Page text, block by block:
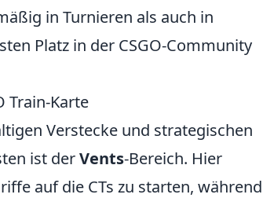
in Turnieren als auch in
Platz in der CSGO-Community
Train-Karte
Verstecke und strategischen
ist derVents-Bereich. Hier
auf die CTs zu starten, während